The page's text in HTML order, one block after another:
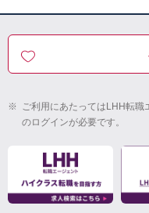
※ ご利用にあたってはLHH転
のログインが必要です。